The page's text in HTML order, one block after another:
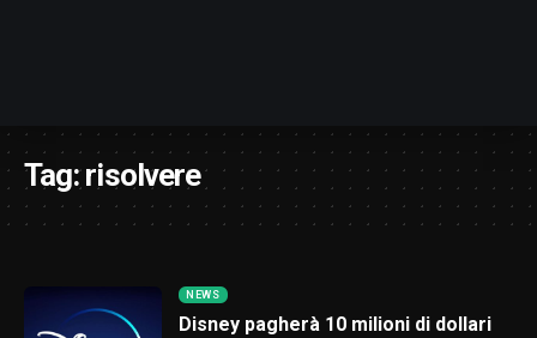
Tag:risolvere
NEWS
Disney pagherà 10 milioni di dollari